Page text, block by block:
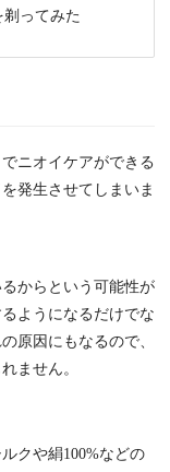
ってみた
ニオイケアができる
発生させてしまいま
からという可能性が
ようになるだけでな
原因にもなるので、
ません。
クや絹100%などの